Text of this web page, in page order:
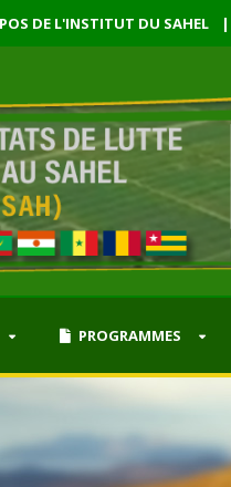
DE L'INSTITUT DU SAHEL |
PROGRAMMES